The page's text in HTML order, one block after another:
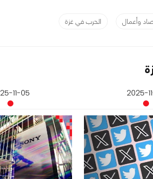
وأعمال الحرب في غزة
2025-
11-05